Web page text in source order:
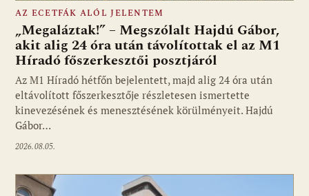
Fotó: media1.hu
AZ ECETFÁK ALÓL JELENTEM
„Megaláztak!” – Megszólalt Hajdú Gábor,
akit alig 24 óra után távolítottak el az M1
Híradó főszerkesztői posztjáról
Az M1 Híradó hétfőn bejelentett, majd alig 24 óra után
eltávolított főszerkesztője részletesen ismertette
kinevezésének és menesztésének körülményeit. Hajdú
Gábor…
2026.08.05.